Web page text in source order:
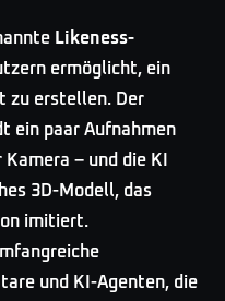
Likeness-
ermöglicht, ein
zu erstellen. Der
ein paar Aufnahmen
– und die KI
3D-Modell, das
imitiert.
und KI-Agenten, die